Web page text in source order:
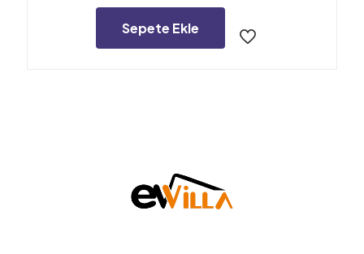
28.800,00₺.
24.000,00₺.
Sepete Ekle